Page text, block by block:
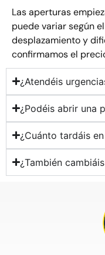
Las aperturas
puede variar según
desplazamiento y
confirmamos el
¿Atendéis
¿Podéis abrir una
¿Cuánto tardáis
¿También